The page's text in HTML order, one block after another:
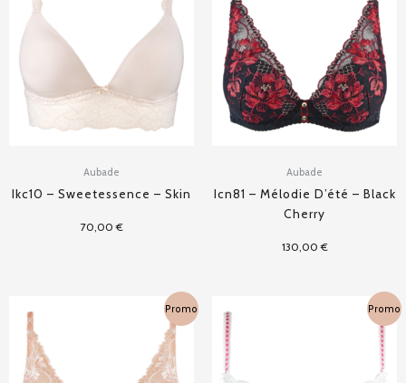
Aubade
Ikc10 – Sweetessence – Skin
70,00€
Aubade
Icn81 – Mélodie D’été – Black
Cherry
130,00€
Promo
Plage
de
prix :
65,00 €
à
130,00 €
Promo
Plage
de
49,50 €
99,00 €